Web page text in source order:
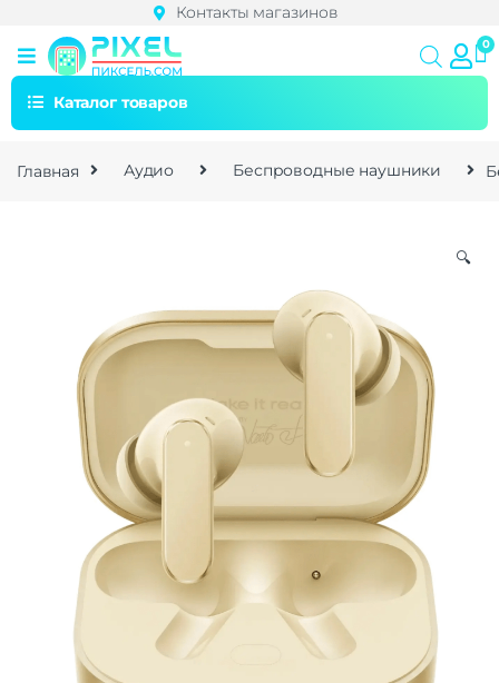
Контакты магазинов
Каталог товаров
Главная Аудио Беспроводные наушники
🔍